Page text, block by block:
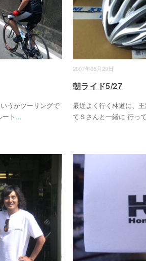
うかツーリングで
ト ...
2007年05月29日
朝ライド5/27
最近よく行く林道に、
てＳさんと一緒に 行っ